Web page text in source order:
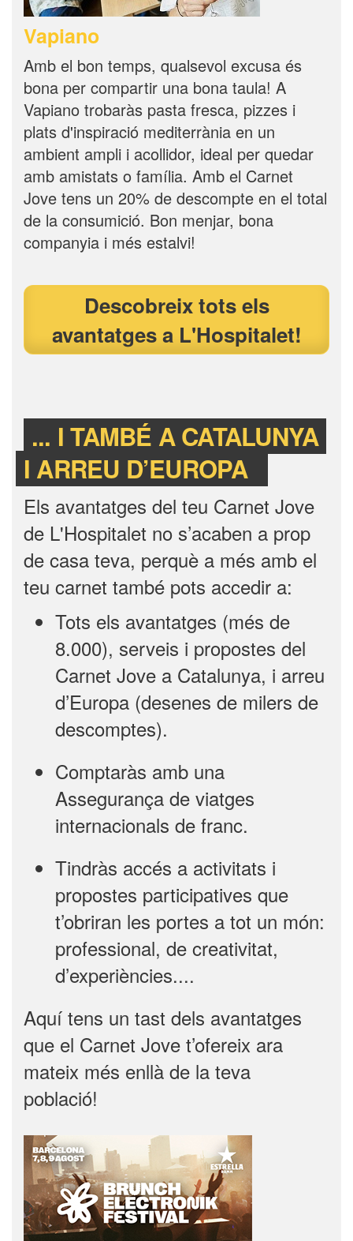
Vapiano
Amb el bon temps, qualsevol excusa és
bona per compartir una bona taula! A
Vapiano trobaràs pasta fresca, pizzes i
plats d'inspiració mediterrània en un
ambient ampli i acollidor, ideal per quedar
amb amistats o família. Amb el Carnet
Jove tens un 20% de descompte en el total
de la consumició. Bon menjar, bona
companyia i més estalvi!
Descobreix tots els
avantatges a L'Hospitalet!
... I TAMBÉ A CATALUNYA
I ARREU D’EUROPA
Els avantatges del teu Carnet Jove
de L'Hospitalet no s’acaben a prop
de casa teva, perquè a més amb el
teu carnet també pots accedir a:
Tots els avantatges (més de
8.000), serveis i propostes del
Carnet Jove a Catalunya, i arreu
d’Europa (desenes de milers de
descomptes).
Comptaràs amb una
Assegurança de viatges
internacionals de franc.
Tindràs accés a activitats i
propostes participatives que
t’obriran les portes a tot un món:
professional, de creativitat,
d’experiències....
Aquí tens un tast dels avantatges
que el Carnet Jove t’ofereix ara
mateix més enllà de la teva
població!